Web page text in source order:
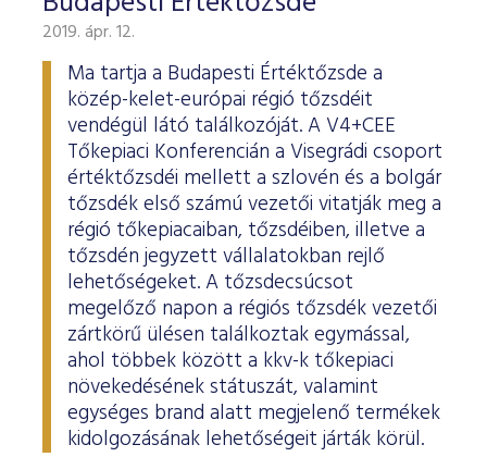
2019. ápr. 12.
Ma tartja a Budapesti Értéktőzsde a
közép-kelet-európai régió tőzsdéit
vendégül látó találkozóját. A V4+CEE
Tőkepiaci Konferencián a Visegrádi csoport
értéktőzsdéi mellett a szlovén és a bolgár
tőzsdék első számú vezetői vitatják meg a
régió tőkepiacaiban, tőzsdéiben, illetve a
tőzsdén jegyzett vállalatokban rejlő
lehetőségeket. A tőzsdecsúcsot
megelőző napon a régiós tőzsdék vezetői
zártkörű ülésen találkoztak egymással,
ahol többek között a kkv-k tőkepiaci
növekedésének státuszát, valamint
egységes brand alatt megjelenő termékek
kidolgozásának lehetőségeit járták körül.